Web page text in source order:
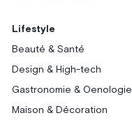
Lifestyle
Beauté & Santé
Design & High-tech
Gastronomie & Oenologie
Maison & Décoration